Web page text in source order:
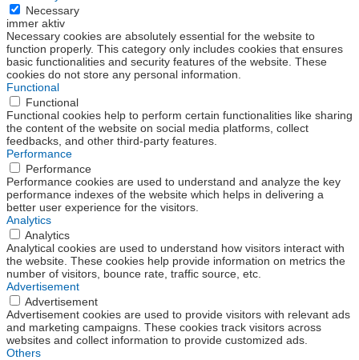
Necessary
immer aktiv
Necessary cookies are absolutely essential for the website to
function properly. This category only includes cookies that ensures
basic functionalities and security features of the website. These
cookies do not store any personal information.
Functional
Functional
Functional cookies help to perform certain functionalities like sharing
the content of the website on social media platforms, collect
feedbacks, and other third-party features.
Performance
Performance
Performance cookies are used to understand and analyze the key
performance indexes of the website which helps in delivering a
better user experience for the visitors.
Analytics
Analytics
Analytical cookies are used to understand how visitors interact with
the website. These cookies help provide information on metrics the
number of visitors, bounce rate, traffic source, etc.
Advertisement
Advertisement
Advertisement cookies are used to provide visitors with relevant ads
and marketing campaigns. These cookies track visitors across
websites and collect information to provide customized ads.
Others